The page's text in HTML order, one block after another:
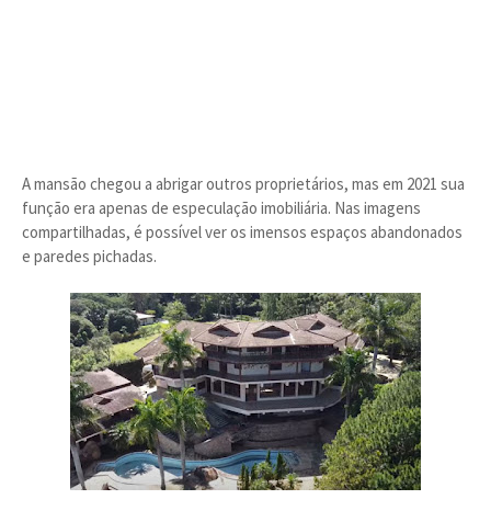
A mansão chegou a abrigar outros proprietários, mas em 2021 sua
função era apenas de especulação imobiliária. Nas imagens
compartilhadas, é possível ver os imensos espaços abandonados
e paredes pichadas.